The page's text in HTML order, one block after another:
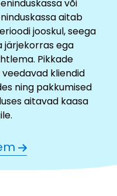
või
aitab
jooskul, seega
järjekorras ega
Pikkade
kliendid
ning pakkumised
aitavad kaasa